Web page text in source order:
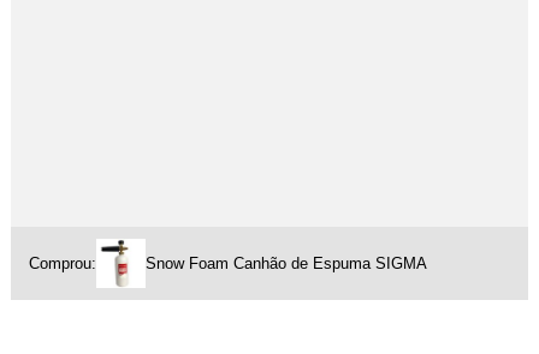
Comprou: Snow Foam Canhão de Espuma SIGMA